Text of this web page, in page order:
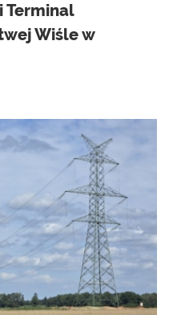
Terminal
Wiśle w